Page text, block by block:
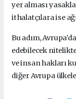
yer alması
ithalatçılara ise
Bu adım,
edebilecek
ve insan hakları
diğer Avrupa